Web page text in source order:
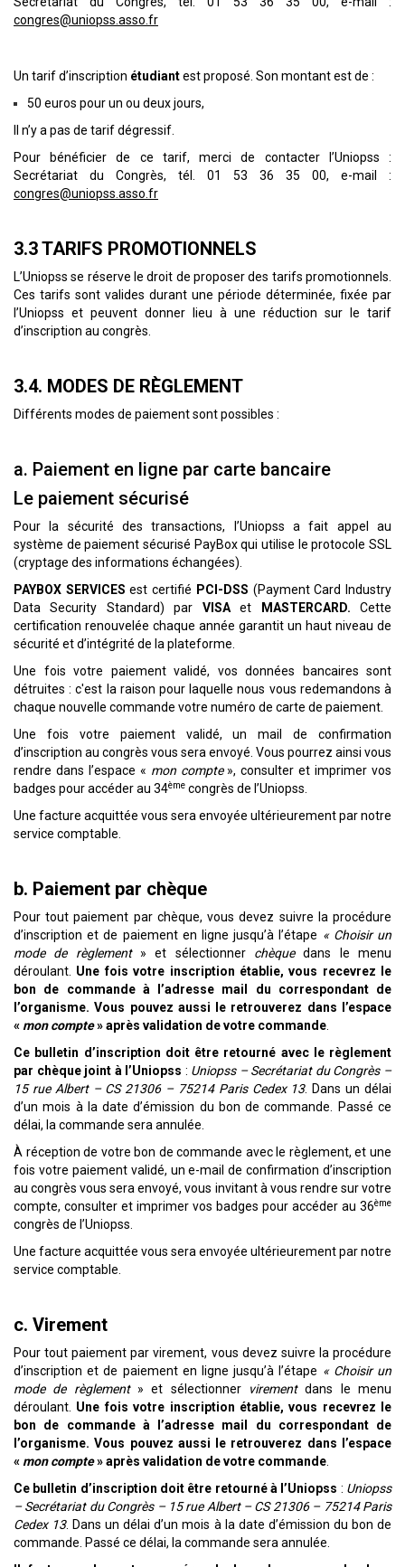
congres@uniopss.asso.fr
Un tarif d’inscription étudiantest proposé. Son montant est de :
50 euros pour un ou deux jours,
Il n’y a pas de tarif dégressif.
Pour bénéficier de ce tarif, merci de contacter l’Uniopss :
Secrétariat du Congrès, tél. 01 53 36 35 00, e-mail :
congres@uniopss.asso.fr
3.3 TARIFS PROMOTIONNELS
L’Uniopss se réserve le droit de proposer des tarifs promotionnels.
Ces tarifs sont valides durant une période déterminée, fixée par
l’Uniopss et peuvent donner lieu à une réduction sur le tarif
d’inscription au congrès.
3.4. MODES DE RÈGLEMENT
Différents modes de paiement sont possibles :
a. Paiement en ligne par carte bancaire
Le paiement sécurisé
Pour la sécurité des transactions, l’Uniopss a fait appel au
système de paiement sécurisé PayBox qui utilise le protocole SSL
(cryptage des informations échangées).
PAYBOX SERVICES est certifié PCI-DSS (Payment Card Industry
Data Security Standard) par VISAet MASTERCARD.Cette
certification renouvelée chaque année garantit un haut niveau de
sécurité et d’intégrité de la plateforme.
Une fois votre paiement validé, vos données bancaires sont
détruites : c'est la raison pour laquelle nous vous redemandons à
chaque nouvelle commande votre numéro de carte de paiement.
Une fois votre paiement validé, un mail de confirmation
d’inscription au congrès vous sera envoyé. Vous pourrez ainsi vous
rendre dans l’espace « mon compte», consulter et imprimer vos
badges pour accéder au 34ème congrès de l’Uniopss.
Une facture acquittée vous sera envoyée ultérieurement par notre
service comptable.
b. Paiement par chèque
Pour tout paiement par chèque, vous devez suivre la procédure
d’inscription et de paiement en ligne jusqu’à l’étape « Choisir un
mode de règlement» et sélectionner chèquedans le menu
déroulant. Une fois votre inscription établie, vous recevrez le
bon de commande à l’adresse mail du correspondant de
l’organisme. Vous pouvez aussi le retrouverez dans l’espace
« mon compte» après validation de votre commande
Ce bulletin d’inscription doit être retourné avec le règlement
par chèque joint à l’Uniopss : Uniopss – Secrétariat du Congrès –
15 rue Albert – CS 21306 – 75214 Paris Cedex 13. Dans un délai
d’un mois à la date d’émission du bon de commande. Passé ce
délai, la commande sera annulée.
À réception de votre bon de commande avec le règlement, et une
fois votre paiement validé, un e-mail de confirmation d’inscription
au congrès vous sera envoyé, vous invitant à vous rendre sur votre
compte, consulter et imprimer vos badges pour accéder au 36ème
congrès de l’Uniopss.
Une facture acquittée vous sera envoyée ultérieurement par notre
service comptable.
c. Virement
Pour tout paiement par virement, vous devez suivre la procédure
d’inscription et de paiement en ligne jusqu’à l’étape « Choisir un
mode de règlement» et sélectionner virementdans le menu
déroulant. Une fois votre inscription établie, vous recevrez le
bon de commande à l’adresse mail du correspondant de
l’organisme. Vous pouvez aussi le retrouverez dans l’espace
« mon compte» après validation de votre commande
Ce bulletin d’inscription doit être retourné à l’Uniopss : Uniopss
– Secrétariat du Congrès – 15 rue Albert – CS 21306 – 75214 Paris
Cedex 13. Dans un délai d’un mois à la date d’émission du bon de
commande. Passé ce délai, la commande sera annulée.